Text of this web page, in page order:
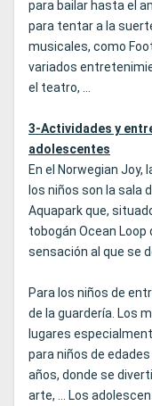
para bailar hasta el
para tentar a la
musicales, como
variados
el teatro, ...
3-Actividades y
adolescentes
En el Norwegian
los niños son la sala
Aquapark que,
tobogán Ocean Loop
sensación al que se
Para los niños de
de la guardería. Los
lugares
para niños de
años, donde se
arte, ... Los